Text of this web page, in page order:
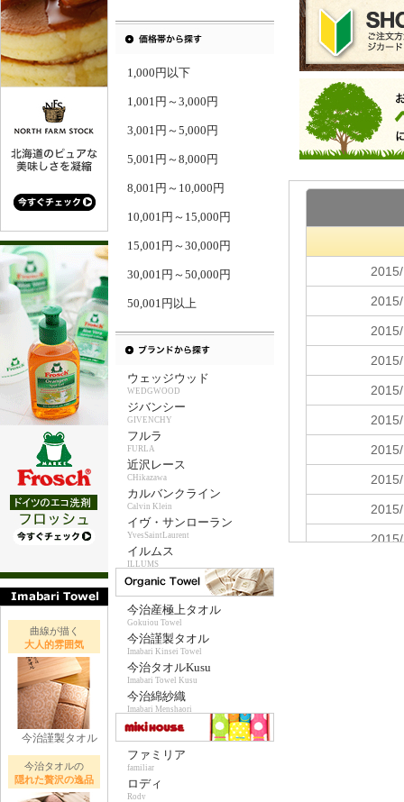
曲線が描く
大人的雰囲気
今治謹製タオル
今治タオルの
隠れた贅沢の逸品
1,000円以下
1,001円～3,000円
3,001円～5,000円
5,001円～8,000円
8,001円～10,000円
10,001円～15,000円
15,001円～30,000円
30,001円～50,000円
50,001円以上
ウェッジウッド
WEDGWOOD
ジバンシー
GIVENCHY
フルラ
FURLA
近沢レース
CHikazawa
カルバンクライン
Calvin Klein
イヴ・サンローラン
YvesSaintLaurent
イルムス
ILLUMS
今治産極上タオル
Gokujou Towel
今治謹製タオル
Imabari Kinsei Towel
今治タオルKusu
Imabari Towel Kusu
今治綿紗織
Imabari Menshaori
ファミリア
familiar
ロディ
Rody